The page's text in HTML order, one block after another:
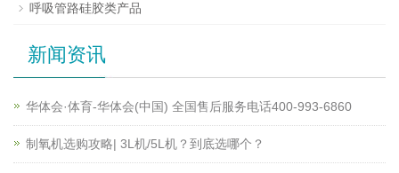
呼吸管路硅胶类产品
新闻资讯
华体会·体育-华体会(中国) 全国售后服务电话400-993-6860
制氧机选购攻略| 3L机/5L机？到底选哪个？